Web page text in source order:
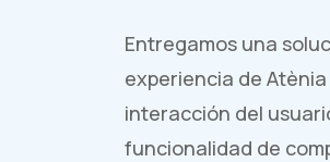
Entregamos una
experiencia de
interacción del
funcionalidad de